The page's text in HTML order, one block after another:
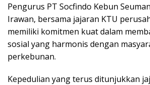
Pengurus PT Socfindo Kebun
Irawan, bersama jajaran KTU
memiliki komitmen kuat dalam
sosial yang harmonis dengan
perkebunan.
Kepedulian yang terus ditunjukkan